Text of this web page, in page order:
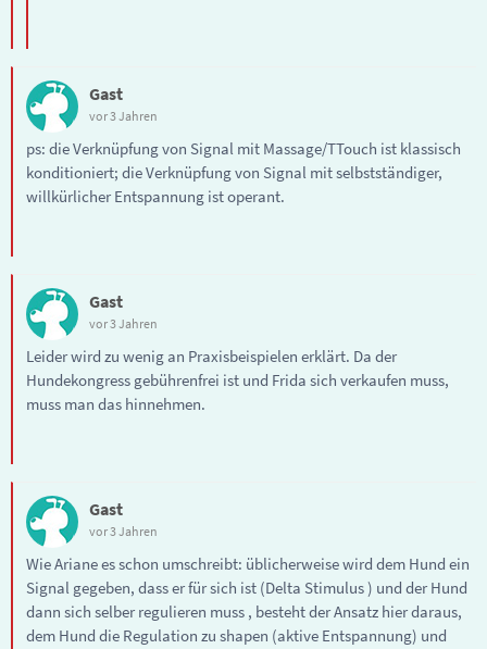
Gast
vor 3 Jahren
ps: die Verknüpfung von Signal mit Massage/TTouch ist klassisch
konditioniert; die Verknüpfung von Signal mit selbstständiger,
willkürlicher Entspannung ist operant.
Gast
vor 3 Jahren
Leider wird zu wenig an Praxisbeispielen erklärt. Da der
Hundekongress gebührenfrei ist und Frida sich verkaufen muss,
muss man das hinnehmen.
Gast
vor 3 Jahren
Wie Ariane es schon umschreibt: üblicherweise wird dem Hund ein
Signal gegeben, dass er für sich ist (Delta Stimulus ) und der Hund
dann sich selber regulieren muss , besteht der Ansatz hier daraus,
dem Hund die Regulation zu shapen (aktive Entspannung) und